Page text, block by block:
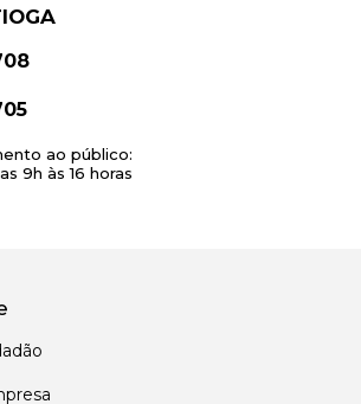
ao público:
9h às 16 horas